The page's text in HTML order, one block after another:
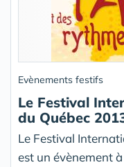
Evènements festifs
Le Festival
du Québec
Le Festival
est un évènement